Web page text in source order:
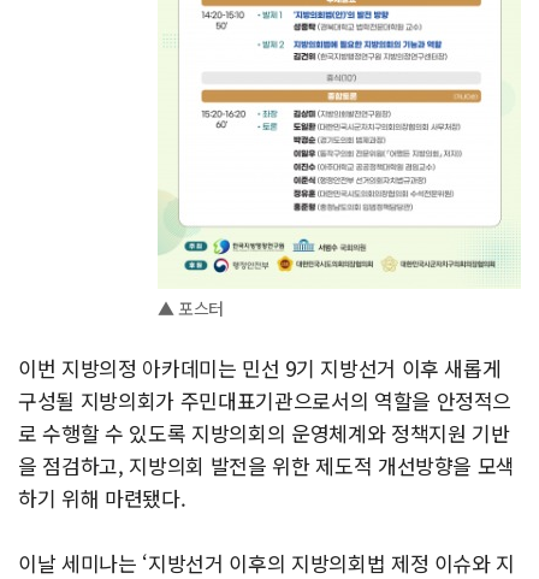
▲ 포스터
이번 지방의정 아카데미는 민선 9기 지방선거 이후 새롭게
구성될 지방의회가 주민대표기관으로서의 역할을 안정적으
로 수행할 수 있도록 지방의회의 운영체계와 정책지원 기반
을 점검하고, 지방의회 발전을 위한 제도적 개선방향을 모색
하기 위해 마련됐다.
이날 세미나는 ‘지방선거 이후의 지방의회법 제정 이슈와 지